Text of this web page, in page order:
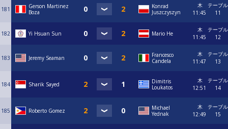
181
Gerson Martinez
Boza
Konrad
Juszczyszyn
木
11:45
テーブル
11
182 Yi Hsuan Sun Mario He
木
11:45
テーブル
12
183 Jeremy Seaman
Francesco
Candela
木
11:47
テーブル
13
184 Sharik Sayed
Dimitris
Loukatos
木
12:51
テーブル
14
185 Roberto Gomez
Michael
Yednak
木
12:49
テーブル
15